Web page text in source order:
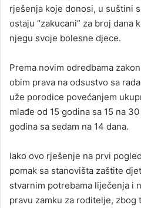
rješenja koje donosi, u suštini
ostaju “zakucani” za broj dana
njegu svoje bolesne djece.
Prema novim odredbama
obim prava na odsustvo sa
uže porodice povećanjem
mlađe od 15 godina sa 15 na
godina sa sedam na 14 dana.
Iako ovo rješenje na prvi
pomak sa stanovišta zaštite
stvarnim potrebama liječenja i
pravu zamku za roditelje, zbog